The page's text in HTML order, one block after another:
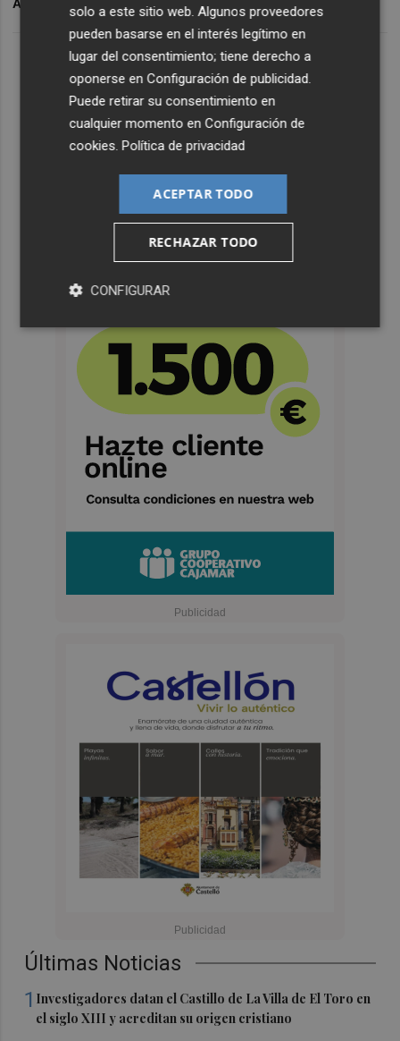
Últimas Noticias
1 Investigadores datan el Castillo de La Villa de El Toro en
el siglo XIII y acreditan su origen cristiano
ARCHIVADO EN PASCUA IAN
solo a este sitio web. Algunos proveedores
pueden basarse en el interés legítimo en
lugar del consentimiento; tiene derecho a
oponerse enConfiguración de publicidad
Puede retirar su consentimiento en
cualquier momento enConfiguración de
cookies .Política de privacidad
ACEPTAR TODO
RECHAZAR TODO
CONFIGURAR